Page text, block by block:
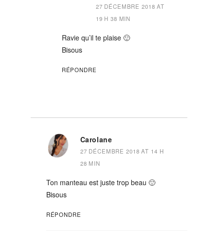
27 DÉCEMBRE 2018 AT
19 H 38 MIN
Ravie qu’il te plaise 🙂
Bisous
RÉPONDRE
Carolane
27 DÉCEMBRE 2018 AT 14 H
28 MIN
Ton manteau est juste trop beau 🙂
Bisous
RÉPONDRE